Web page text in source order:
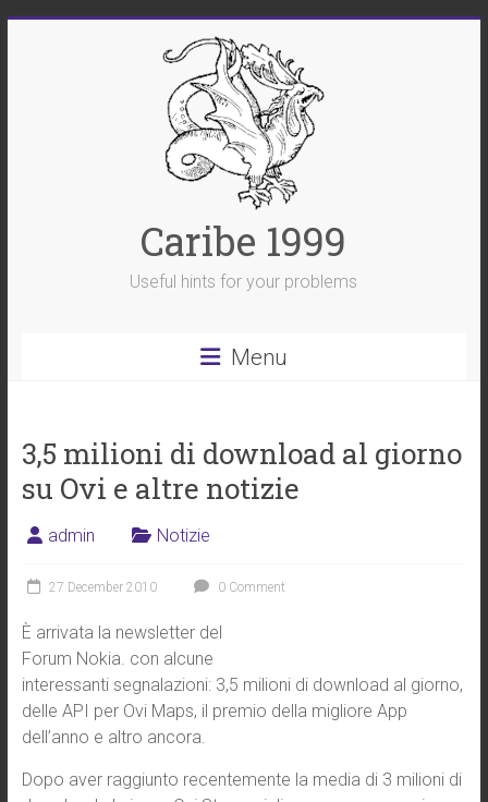
Caribe 1999
Useful hints for your problems
Menu
3,5 milioni di download al giorno
su Ovi e altre notizie
admin Notizie
27 December 2010 0 Comment
È arrivata la newsletter del
Forum Nokia. con alcune
interessanti segnalazioni: 3,5 milioni di download al giorno,
delle API per Ovi Maps, il premio della migliore App
dell’anno e altro ancora.
Dopo aver raggiunto recentemente la media di 3 milioni di